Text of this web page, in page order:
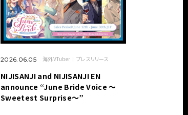
2026.06.05 海外VTuber プレスリリース
NIJISANJI and NIJISANJI EN
announce “June Bride Voice ～
Sweetest Surprise～”